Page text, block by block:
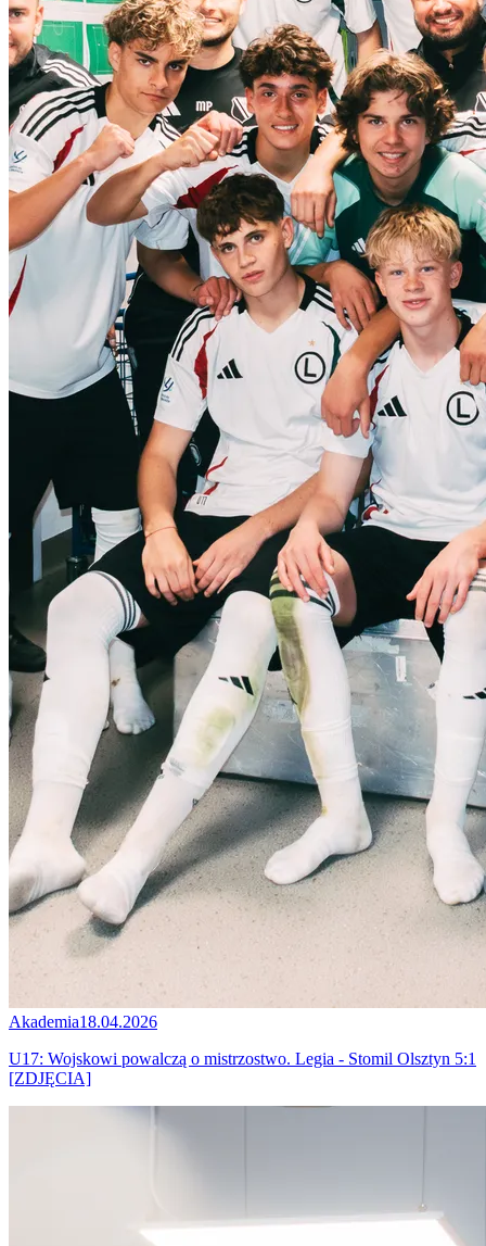
Akademia18.04.2026
U17: Wojskowi powalczą o mistrzostwo. Legia - Stomil Olsztyn 5:1
[ZDJĘCIA]